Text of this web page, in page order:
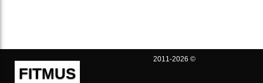
FITMUS
2011-2026 ©